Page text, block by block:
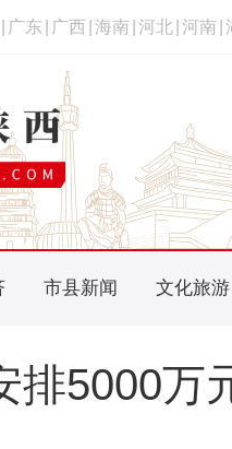
广东 广西 海南 河北 河南
市县新闻 文化旅游
排5000万